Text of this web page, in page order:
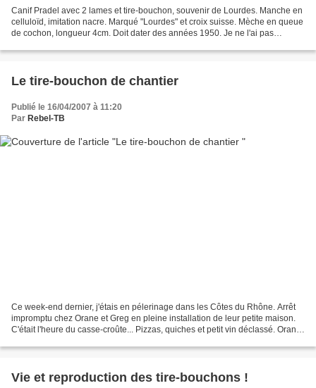
Canif Pradel avec 2 lames et tire-bouchon, souvenir de Lourdes. Manche en
celluloïd, imitation nacre. Marqué "Lourdes" et croix suisse. Mèche en queue
de cochon, longueur 4cm. Doit dater des années 1950. Je ne l'ai pas
Le tire-bouchon de chantier
Publié le 16/04/2007 à 11:20
Par Rebel-TB
Ce week-end dernier, j'étais en pélerinage dans les Côtes du Rhône. Arrêt
impromptu chez Orane et Greg en pleine installation de leur petite maison.
C'était l'heure du casse-croûte... Pizzas, quiches et petit vin déclassé. Orane
Vie et reproduction des tire-bouchons !